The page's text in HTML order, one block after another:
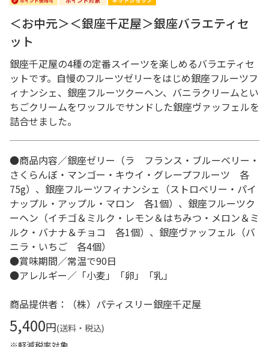
＜お中元＞＜銀座千疋屋＞銀座バラエティセ
ット
銀座千疋屋の4種の定番スイーツを楽しめるバラエティセ
ットです。自慢のフルーツゼリーをはじめ銀座フルーツフ
ィナンシェ、銀座フルーツクーヘン、バニラクリームとい
ちごクリームをワッフルでサンドした銀座ヴァッフェルを
詰合せました。
●商品内容／銀座ゼリー（ラ フランス・ブルーベリー・
さくらんぼ・マンゴー・キウイ・グレープフルーツ 各
75g）、銀座フルーツフィナンシェ（ストロベリー・パイ
ナップル・アップル・マロン 各1個）、銀座フルーツク
ーヘン（イチゴ＆ミルク・レモン＆はちみつ・メロン＆ミ
ルク・バナナ＆チョコ 各1個）、銀座ヴァッフェル（バ
ニラ・いちご 各4個）
●賞味期間／常温で90日
●アレルギー／「小麦」「卵」「乳」
商品提供者：（株）パティスリー銀座千疋屋
5,400円(送料・税込)